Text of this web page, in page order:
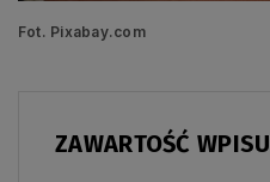
Fot. Pixabay.com
ZAWARTOŚĆ WPISU